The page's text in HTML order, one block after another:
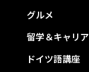
グルメ
留学＆キャリア
ドイツ語講座